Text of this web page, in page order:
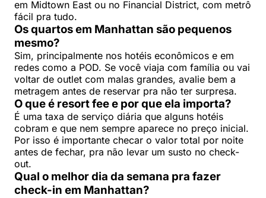
em Midtown East ou no Financial District, com metrô
fácil pra tudo.
Os quartos em Manhattan são pequenos
mesmo?
Sim, principalmente nos hotéis econômicos e em
redes como a POD. Se você viaja com família ou vai
voltar de outlet com malas grandes, avalie bem a
metragem antes de reservar pra não ter surpresa.
O que é resort fee e por que ela importa?
É uma taxa de serviço diária que alguns hotéis
cobram e que nem sempre aparece no preço inicial.
Por isso é importante checar o valor total por noite
antes de fechar, pra não levar um susto no check-
out.
Qual o melhor dia da semana pra fazer
check-in em Manhattan?